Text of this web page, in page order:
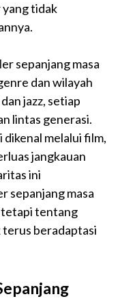
yang tidak
sepanjang masa
dan wilayah
jazz, setiap
lintas generasi.
melalui film,
jangkauan
ini
sepanjang masa
tetapi tentang
beradaptasi